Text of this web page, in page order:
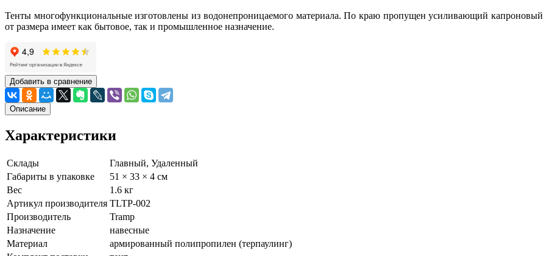
Тенты многофункциональные изготовлены из водонепроницаемого материала.По краю пропущен усиливающий капроновый
от размера имеет как бытовое, так и промышленное назначение.
Добавить в сравнение
Описание
Характеристики
Склады
Главный, Удаленный
Габариты в упаковке
51 × 33 × 4 см
Вес
1.6 кг
Артикул производителя TLTP-002
Производитель
Tramp
Назначение
навесные
Материал
армированный полипропилен (терпаулинг)